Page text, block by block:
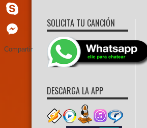
SOLICITA TU CANCIÓN
DESCARGA LA APP
Telegram
Skype
Messenger
Compartir